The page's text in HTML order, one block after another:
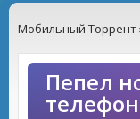
Мобильный Торрент
Пепел
телефон